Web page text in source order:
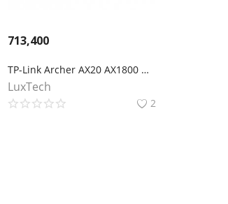
713,400
TP-Link Archer AX20 AX1800 Двухдиапазонный Wi‑Fi 6 роутер
LuxTech
2